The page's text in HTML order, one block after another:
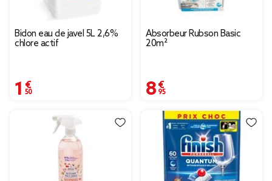
Bidon eau de javel 5L 2,6%
chlore actif
1,50 €
Absorbeur Rubson Basic
20m²
8,95 €